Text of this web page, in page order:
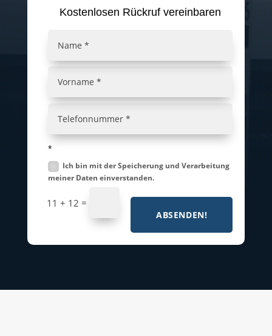
Kostenlosen Rückruf vereinbaren
*
Ich bin mit der Speicherung und Verarbeitung
meiner Daten einverstanden.
11 + 12 =
ABSENDEN!